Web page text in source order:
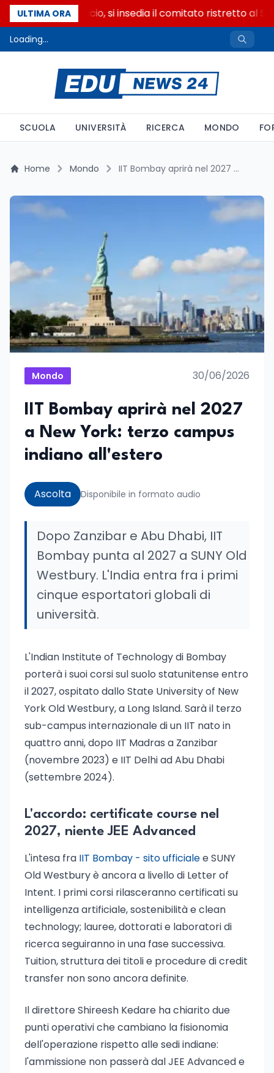
ULTIMA ORA
Riforma del calcio, si insedia il comitato ristretto al
Loading...
SCUOLA UNIVERSITÀ RICERCA MONDO
Home Mondo IIT Bombay aprirà nel 2027 a New York: terzo campus indiano all'estero
Mondo 30/06/2026
IIT Bombay aprirà nel 2027
a New York: terzo campus
indiano all'estero
Ascolta Disponibile in formato audio
Dopo Zanzibar e Abu Dhabi, IIT
Bombay punta al 2027 a SUNY Old
Westbury. L'India entra fra i primi
cinque esportatori globali di
università.
L'Indian Institute of Technology di Bombay
porterà i suoi corsi sul suolo statunitense entro
il 2027, ospitato dallo State University of New
York Old Westbury, a Long Island. Sarà il terzo
sub-campus internazionale di un IIT nato in
quattro anni, dopo IIT Madras a Zanzibar
(novembre 2023) e IIT Delhi ad Abu Dhabi
(settembre 2024).
L'accordo: certificate course nel
2027, niente JEE Advanced
L'intesa fra IIT Bombay - sito ufficialee SUNY
Old Westbury è ancora a livello di Letter of
Intent. I primi corsi rilasceranno certificati su
intelligenza artificiale, sostenibilità e clean
technology; lauree, dottorati e laboratori di
ricerca seguiranno in una fase successiva.
Tuition, struttura dei titoli e procedure di credit
transfer non sono ancora definite.
Il direttore Shireesh Kedare ha chiarito due
punti operativi che cambiano la fisionomia
dell'operazione rispetto alle sedi indiane:
l'ammissione non passerà dal JEE Advanced e